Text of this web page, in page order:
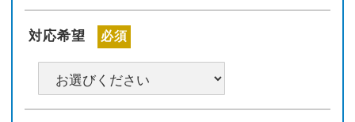
対応希望 必須